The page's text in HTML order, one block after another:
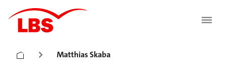
Matthias Skaba